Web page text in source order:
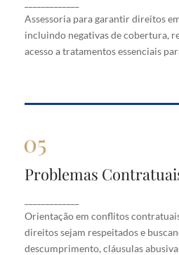
Assessoria para garantir direitos
incluindo negativas de cobertura,
acesso a tratamentos essenciais
saúde, incluindo negativas de
indevidos e acesso a
saúde.
Problemas
Orientação em conflitos
direitos sejam respeitados e
descumprimento, cláusulas
Problemas
que direitos sejam respeitados
em casos de descumprimento,
ou interpretações